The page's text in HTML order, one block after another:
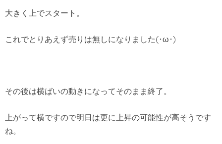
大きく上でスタート。
これでとりあえず売りは無しになりました(･ω･)
その後は横ばいの動きになってそのまま終了。
上がって横ですので明日は更に上昇の可能性が高そうです
ね。